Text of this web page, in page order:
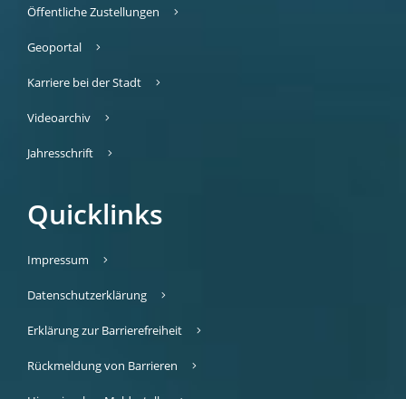
Öffentliche Zustellungen
Geoportal
Karriere bei der Stadt
Videoarchiv
Jahresschrift
Quicklinks
Impressum
Datenschutzerklärung
Erklärung zur Barrierefreiheit
Rückmeldung von Barrieren